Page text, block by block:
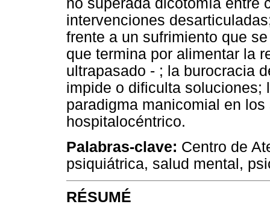
no superada dicotomía entre
intervenciones
frente a un sufrimiento que
que termina por alimentar la
ultrapasado - ; la burocracia
impide o dificulta soluciones;
paradigma manicomial en
hospitalocéntrico.
Palabras-clave: Centro de
psiquiátrica, salud mental,
RÉSUMÉ